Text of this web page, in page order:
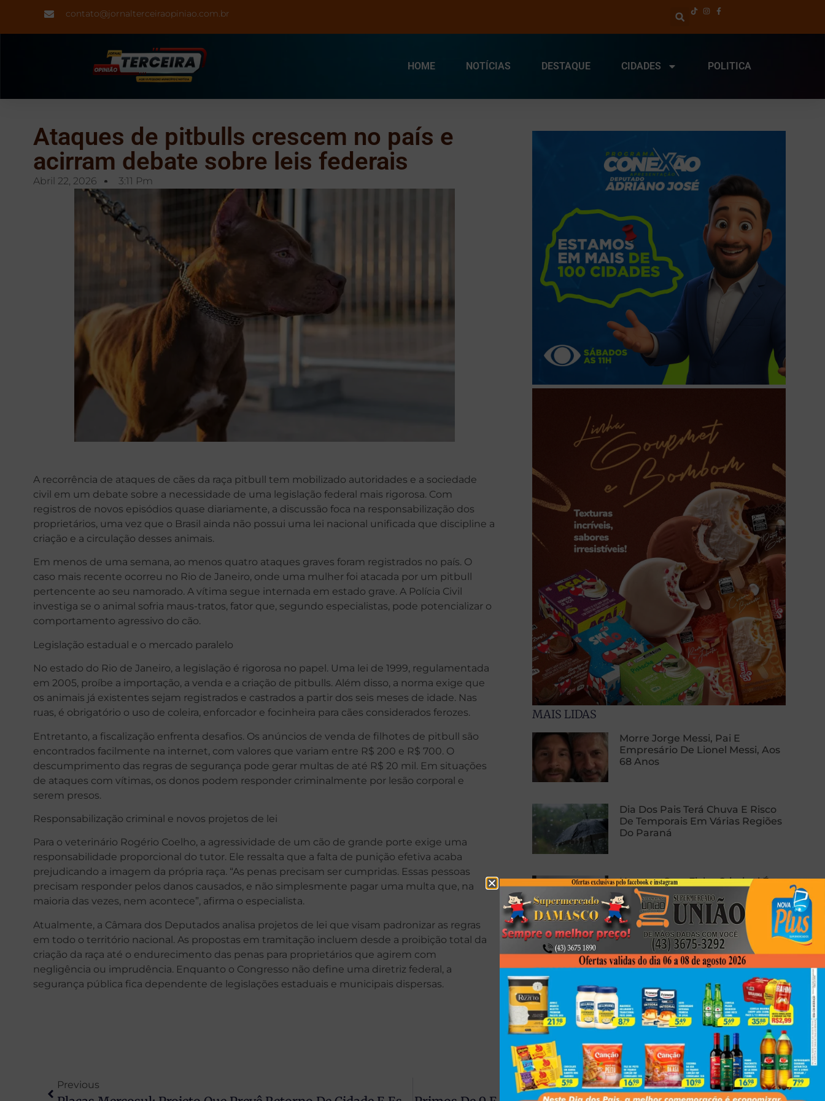
contato@jornalterceiraopiniao.com.br
HOME NOTÍCIAS DESTAQUE CIDADES POLITICA
Ataques de pitbulls crescem no país e
acirram debate sobre leis federais
Abril 22, 2026 3:11 Pm
A recorrência de ataques de cães da raça pitbull tem mobilizado autoridades e a sociedade
civil em um debate sobre a necessidade de uma legislação federal mais rigorosa. Com
registros de novos episódios quase diariamente, a discussão foca na responsabilização dos
proprietários, uma vez que o Brasil ainda não possui uma lei nacional unificada que discipline a
criação e a circulação desses animais.
Em menos de uma semana, ao menos quatro ataques graves foram registrados no país. O
caso mais recente ocorreu no Rio de Janeiro, onde uma mulher foi atacada por um pitbull
pertencente ao seu namorado. A vítima segue internada em estado grave. A Polícia Civil
investiga se o animal sofria maus-tratos, fator que, segundo especialistas, pode potencializar o
comportamento agressivo do cão.
Legislação estadual e o mercado paralelo
No estado do Rio de Janeiro, a legislação é rigorosa no papel. Uma lei de 1999, regulamentada
em 2005, proíbe a importação, a venda e a criação de pitbulls. Além disso, a norma exige que
os animais já existentes sejam registrados e castrados a partir dos seis meses de idade. Nas
ruas, é obrigatório o uso de coleira, enforcador e focinheira para cães considerados ferozes.
Entretanto, a fiscalização enfrenta desafios. Os anúncios de venda de filhotes de pitbull são
encontrados facilmente na internet, com valores que variam entre R$ 200 e R$ 700. O
descumprimento das regras de segurança pode gerar multas de até R$ 20 mil. Em situações
de ataques com vítimas, os donos podem responder criminalmente por lesão corporal e
serem presos.
Responsabilização criminal e novos projetos de lei
Para o veterinário Rogério Coelho, a agressividade de um cão de grande porte exige uma
responsabilidade proporcional do tutor. Ele ressalta que a falta de punição efetiva acaba
prejudicando a imagem da própria raça. “As penas precisam ser cumpridas. Essas pessoas
precisam responder pelos danos causados, e não simplesmente pagar uma multa que, na
maioria das vezes, nem acontece”, afirma o especialista.
Atualmente, a Câmara dos Deputados analisa projetos de lei que visam padronizar as regras
em todo o território nacional. As propostas em tramitação incluem desde a proibição total da
criação da raça até o endurecimento das penas para proprietários que agirem com
negligência ou imprudência. Enquanto o Congresso não define uma diretriz federal, a
segurança pública fica dependente de legislações estaduais e municipais dispersas.
MAIS LIDAS
Morre Jorge Messi, Pai E
Empresário De Lionel Messi, Aos
68 Anos
Dia Dos Pais Terá Chuva E Risco
De Temporais Em Várias Regiões
Do Paraná
Homem Com Ficha Criminal É
Preso Com Revólver Carregado
Em Presidente Prudente
Carro E Caminhão Batem Na PR-
463, Em Colorado, E Motorista
Previous Next